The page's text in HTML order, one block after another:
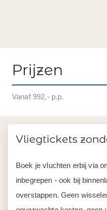
Vliegtickets
Boek je vluchten erbij via
inbegrepen - ook bij
onverwachte kosten, geen